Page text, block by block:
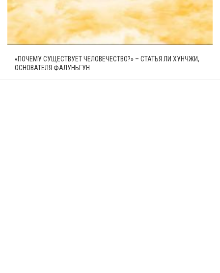
«ПОЧЕМУ СУЩЕСТВУЕТ ЧЕЛОВЕЧЕСТВО?» – СТАТЬЯ ЛИ ХУНЧЖИ,
ОСНОВАТЕЛЯ ФАЛУНЬГУН